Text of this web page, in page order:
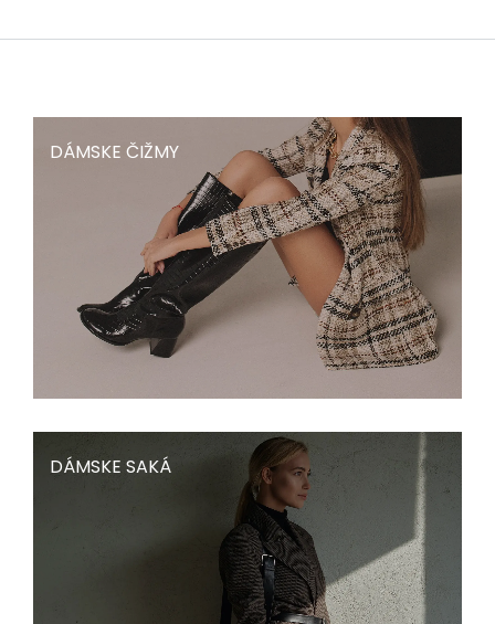
DÁMSKE ČIŽMY
DÁMSKE SAKÁ